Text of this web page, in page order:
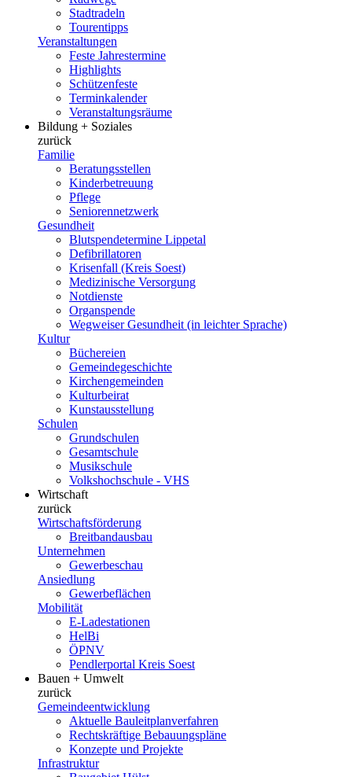
Stadtradeln
Tourentipps
Veranstaltungen
Feste Jahrestermine
Highlights
Schützenfeste
Terminkalender
Veranstaltungsräume
Bildung + Soziales
zurück
Familie
Beratungsstellen
Kinderbetreuung
Pflege
Seniorennetzwerk
Gesundheit
Blutspendetermine Lippetal
Defibrillatoren
Krisenfall (Kreis Soest)
Medizinische Versorgung
Notdienste
Organspende
Wegweiser Gesundheit (in leichter Sprache)
Kultur
Büchereien
Gemeindegeschichte
Kirchengemeinden
Kulturbeirat
Kunstausstellung
Schulen
Grundschulen
Gesamtschule
Musikschule
Volkshochschule - VHS
Wirtschaft
zurück
Wirtschaftsförderung
Breitbandausbau
Unternehmen
Gewerbeschau
Ansiedlung
Gewerbeflächen
Mobilität
E-Ladestationen
HelBi
ÖPNV
Pendlerportal Kreis Soest
Bauen + Umwelt
zurück
Gemeindeentwicklung
Aktuelle Bauleitplanverfahren
Rechtskräftige Bebauungspläne
Konzepte und Projekte
Infrastruktur